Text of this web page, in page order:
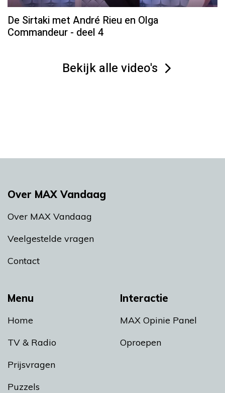
De Sirtaki met André Rieu en Olga
Commandeur - deel 4
Bekijk alle video's
Menu
Home
TV & Radio
Prijsvragen
Puzzels
Interactie
MAX Opinie Panel
Oproepen
Over MAX Vandaag
Over MAX Vandaag
Veelgestelde vragen
Contact